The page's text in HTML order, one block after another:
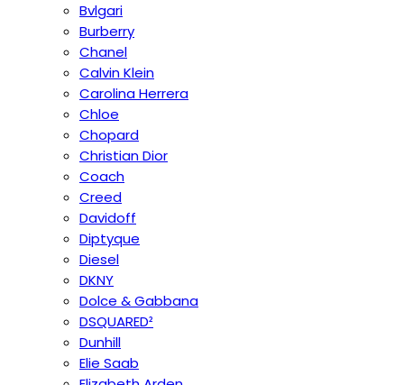
Bvlgari
Burberry
Chanel
Calvin Klein
Carolina Herrera
Chloe
Chopard
Christian Dior
Coach
Creed
Davidoff
Diptyque
Diesel
DKNY
Dolce & Gabbana
DSQUARED²
Dunhill
Elie Saab